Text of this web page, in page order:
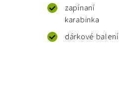
zapínaní
karabinka
dárkové balení